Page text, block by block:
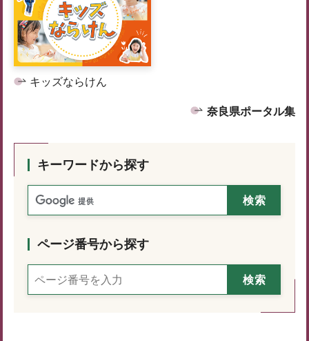
キッズならけん
奈良県ポータル集
キーワードから探す
ページ番号から探す